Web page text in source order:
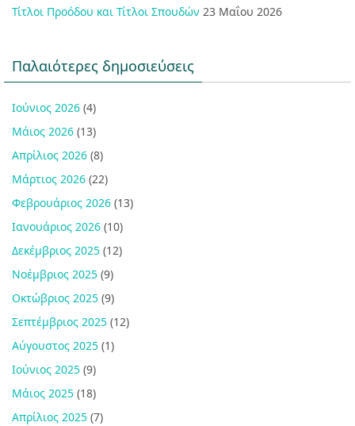
Τίτλοι Προόδου και Τίτλοι Σπουδών 23 Μαΐου 2026
Παλαιότερες δημοσιεύσεις
Ιούνιος 2026 (4)
Μάιος 2026 (13)
Απρίλιος 2026 (8)
Μάρτιος 2026 (22)
Φεβρουάριος 2026 (13)
Ιανουάριος 2026 (10)
Δεκέμβριος 2025 (12)
Νοέμβριος 2025 (9)
Οκτώβριος 2025 (9)
Σεπτέμβριος 2025 (12)
Αύγουστος 2025 (1)
Ιούνιος 2025 (9)
Μάιος 2025 (18)
Απρίλιος 2025 (7)